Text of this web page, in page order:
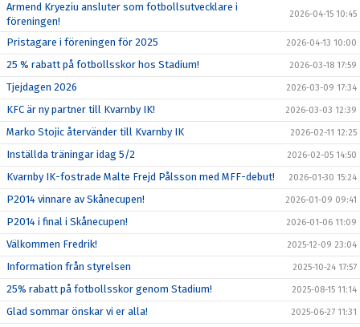
Armend Kryeziu ansluter som fotbollsutvecklare i
föreningen!
2026-04-15 10:45
Pristagare i föreningen för 2025 2026-04-13 10:00
25 % rabatt på fotbollsskor hos Stadium! 2026-03-18 17:59
Tjejdagen 2026 2026-03-09 17:34
KFC är ny partner till Kvarnby IK! 2026-03-03 12:39
Marko Stojic återvänder till Kvarnby IK 2026-02-11 12:25
Inställda träningar idag 5/2 2026-02-05 14:50
Kvarnby IK-fostrade Malte Frejd Pålsson med MFF-debut! 2026-01-30 15:24
P2014 vinnare av Skånecupen! 2026-01-09 09:41
P2014 i final i Skånecupen! 2026-01-06 11:09
Välkommen Fredrik! 2025-12-09 23:04
Information från styrelsen 2025-10-24 17:57
25% rabatt på fotbollsskor genom Stadium! 2025-08-15 11:14
Glad sommar önskar vi er alla! 2025-06-27 11:31